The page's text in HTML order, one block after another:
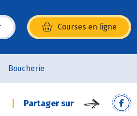
Courses en ligne
fenêtre)
Boucherie
Partager sur